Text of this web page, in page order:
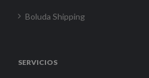
Boluda Shipping
SERVICIOS